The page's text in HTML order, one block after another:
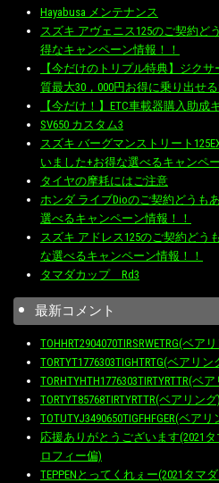
Hayabusa メンテナンス
スズキ アヴェニス125のご契約ど
得なキャンペーン情報！！
【今だけのトリプル特典】ジク
質最大30，000円お得に乗り出せ
【今だけ！】ETC車載器購入助成
SV650 カスタム3
スズキ バーグマンストリート
いました+お得な選べるキャンペ
タイヤの摩耗にはご注意
ホンダ ライブDioのご契約どうも
選べるキャンペーン情報！！
スズキ アドレス125のご契約どう
な選べるキャンペーン情報！！
タマダカップ Rd3
最新コメント
TOHHRT2904070TIRSRWETRG(ベア
TORTYT1776303TIGHTRTG(ベアリン
TORHTYHTH1776303TIRTYRTTR(ベ
TORTYT85768TIRTYRTTR(ベアリング)
TOTUTYJ3490650TIGFHFGER(ベアリ
応援ありがとうございます(2021
ロフィー偏)
TEPPENとってくれぇー(2021タマ